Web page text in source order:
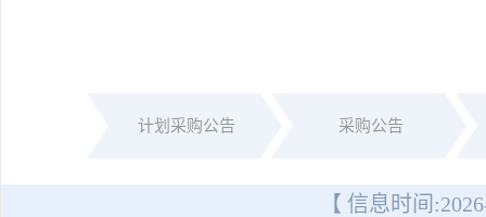
计划采购公告 采购公告
【 信息时间: